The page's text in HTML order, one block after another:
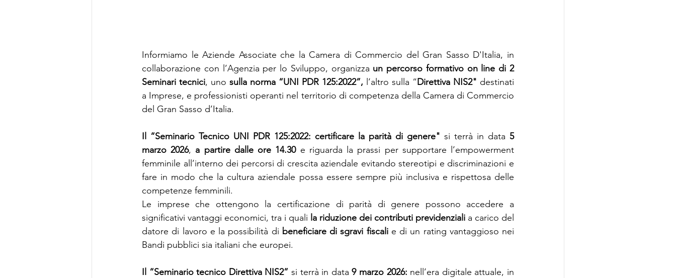
Informiamo le Aziende Associate che la Camera di Commercio del Gran Sasso D'Italia, in
collaborazione con l’Agenzia per lo Sviluppo, organizza un percorso formativo on line di 2
Seminari tecnici, uno sulla norma “UNI PDR 125:2022”, l’altro sulla “Direttiva NIS2" destinati
a Imprese, e professionisti operanti nel territorio di competenza della Camera di Commercio
del Gran Sasso d’Italia.
Il “Seminario Tecnico UNI PDR 125:2022: certificare la parità di genere" si terrà in data 5
marzo 2026, a partire dalle ore 14.30 e riguarda
la prassi per supportare l’empowerment
femminile all’interno dei percorsi di crescita aziendale evitando stereotipi e discriminazioni e
fare in modo che la cultura aziendale possa essere sempre più inclusiva e rispettosa delle
competenze femminili.
Le imprese che ottengono la certificazione di parità di genere possono accedere a
significativi vantaggi economici, tra i quali la riduzione dei contributi previdenziali a carico del
datore di lavoro e la possibilità di beneficiare di sgravi fiscali e di un rating vantaggioso nei
Bandi pubblici sia italiani che europei.
Il “Seminario tecnico Direttiva NIS2” si terrà in data 9 marzo 2026: nell’era digitale attuale, in